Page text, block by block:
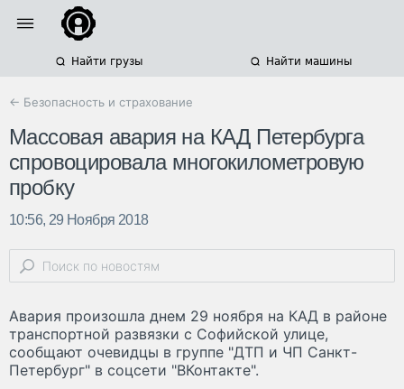
Найти грузы Найти машины
← Безопасность и страхование
Массовая авария на КАД Петербурга
спровоцировала многокилометровую
пробку
10:56, 29 Ноября 2018
Авария произошла днем 29 ноября на КАД в районе
транспортной развязки с Софийской улице,
сообщают очевидцы в группе "ДТП и ЧП Санкт-
Петербург" в соцсети "ВКонтакте".